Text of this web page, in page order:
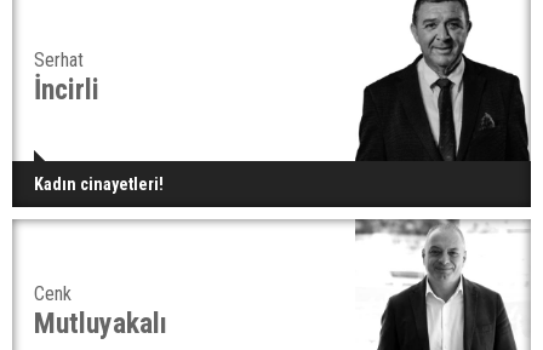
Serhat
İncirli
Kadın cinayetleri!
Cenk
Mutluyakalı